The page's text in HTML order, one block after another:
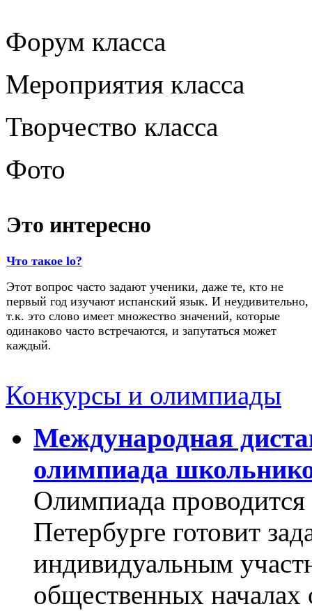
Форум класса
Мероприятия класса
Творчество класса
Фото
Это интересно
Что такое lo?
Этот вопрос часто задают ученики, даже те, кто не
первый год изучают испанский язык. И неудивительно,
т.к. это слово имеет множество значений, которые
одинаково часто встречаются, и запутаться может
каждый.
Конкурсы и олимпиады
Международная
олимпиада
Олимпиада
Петербурге готовит
индивидуальным
общественных